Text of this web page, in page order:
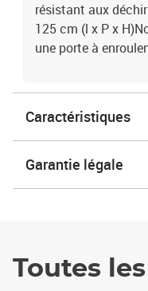
résistant aux
125 cm (l x P x
une porte à
Caractéristiques
Garantie légale
Toutes